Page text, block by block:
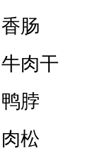
香肠
牛肉干
鸭脖
肉松